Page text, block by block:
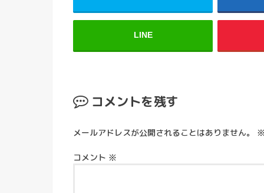
LINE
コメントを残す
メールアドレスが公開されることはありません。
コメント ※